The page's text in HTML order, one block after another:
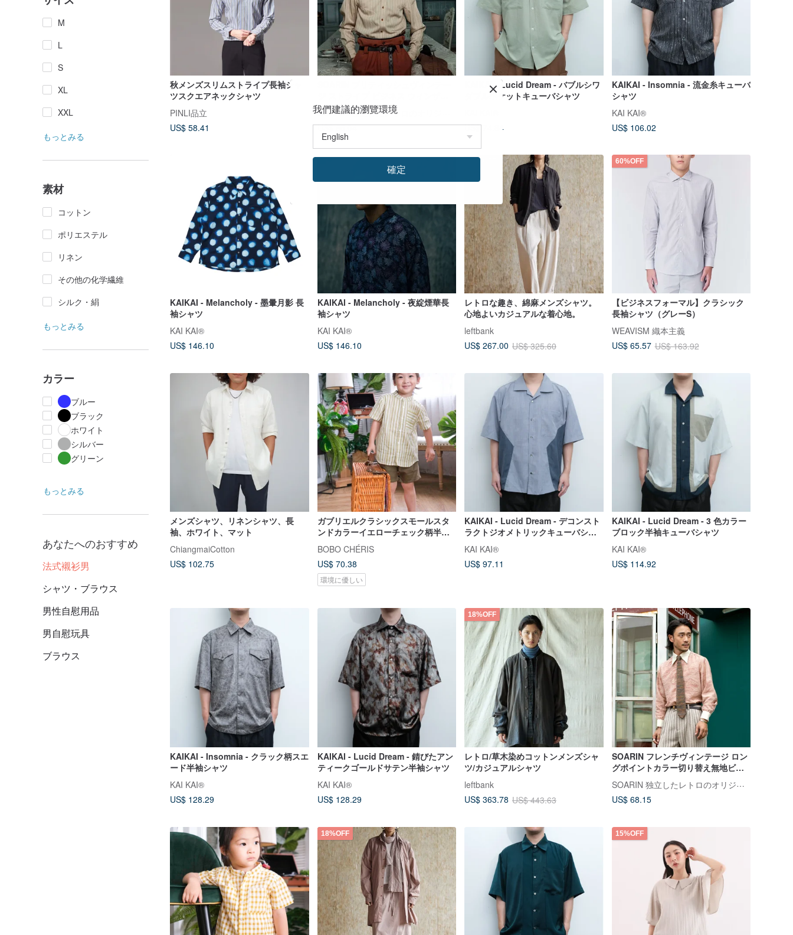
M
L
S
XL
XXL
もっとみる
素材
コットン
ポリエステル
リネン
その他の化学繊維
シルク・絹
もっとみる
カラー
ブルー
ブラック
ホワイト
シルバー
グリーン
もっとみる
あなたへのおすすめ
法式襯衫男
シャツ・ブラウス
男性自慰用品
男自慰玩具
ブラウス
秋メンズスリムストライプ長袖シャ
ツスクエアネックシャツ
PINLI品立
US$ 58.41
カラーシャツ (93C241)
US$ 65.04
KAIKAI - Lucid Dream - バブルシワ
ダブルポケットキューバシャツ
US$ 74.84
KAIKAI - Insomnia - 流金糸キューバ
シャツ
KAI KAI®
US$ 106.02
KAIKAI - Melancholy - 墨暈月影 長
袖シャツ
KAI KAI®
US$ 146.10
KAIKAI - Melancholy - 夜綻煙華長
袖シャツ
KAI KAI®
US$ 146.10
18%OFF
レトロな趣き、綿麻メンズシャツ。
心地よいカジュアルな着心地。
leftbank
US$ 267.00 US$ 325.60
60%OFF
【ビジネスフォーマル】クラシック
長袖シャツ（グレーS）
WEAVISM 織本主義
US$ 65.57 US$ 163.92
メンズシャツ、リネンシャツ、長
袖、ホワイト、マット
ChiangmaiCotton
US$ 102.75
ガブリエルクラシックスモールスタ
ンドカラーイエローチェック柄半袖
シャツ
BOBO CHÉRIS
US$ 70.38
環境に優しい
KAIKAI - Lucid Dream - デコンスト
ラクトジオメトリックキューバシャ
ツ
KAI KAI®
US$ 97.11
KAIKAI - Lucid Dream - 3 色カラー
ブロック半袖キューバシャツ
KAI KAI®
US$ 114.92
KAIKAI - Insomnia - クラック柄スエ
ード半袖シャツ
KAI KAI®
US$ 128.29
KAIKAI - Lucid Dream - 錆びたアン
ティークゴールドサテン半袖シャツ
KAI KAI®
US$ 128.29
18%OFF
レトロ/草木染めコットンメンズシャ
ツ/カジュアルシャツ
leftbank
US$ 363.78 US$ 443.63
SOARIN フレンチヴィンテージ ロン
グポイントカラー切り替え無地ビジ
ネスシャツ (243TC326)
SOARIN 独立したレトロのオリジナルメンズウェア
US$ 68.15
18%OFF 15%OFF
我們建議的瀏覽環境
確定